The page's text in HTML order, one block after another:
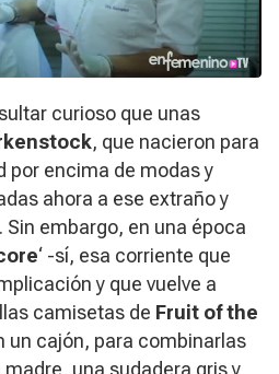
curioso que unas
, que nacieron para
por encima de modas y
ahora a ese extraño y
Sin embargo, en una época
‘ -sí, esa corriente que
y que vuelve a
camisetas de Fruit of the
un cajón, para combinarlas
madre, una sudadera gris y